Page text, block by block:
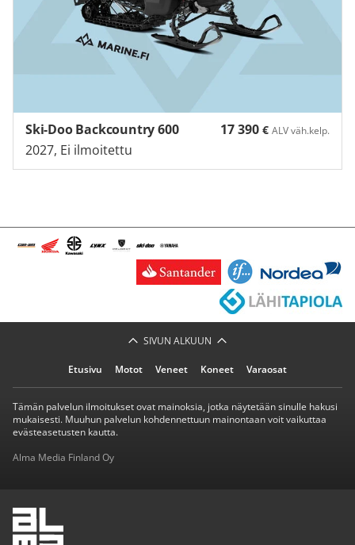
17 390 € ALV väh.kelp.
Ski-Doo Backcountry 600
2027, Ei ilmoitettu
SIVUN ALKUUN
Etusivu Motot Veneet Koneet Varaosat
Tämän palvelun ilmoitukset ovat mainoksia, jotka näytetään sinulle hakusi
mukaisesti. Muuhun palvelun kohdennettuun mainontaan voit vaikuttaa
evästeasetusten kautta.
Alma Media Finland Oy